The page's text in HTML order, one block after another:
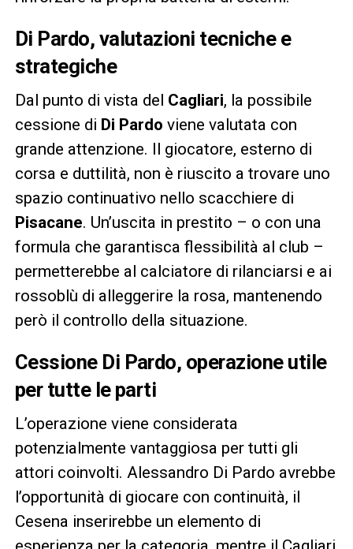
Di Pardo, valutazioni tecniche e
strategiche
Dal punto di vista del Cagliari, la possibile
cessione di Di Pardo viene valutata con
grande attenzione. Il giocatore, esterno di
corsa e duttilità, non è riuscito a trovare uno
spazio continuativo nello scacchiere di
Pisacane. Un’uscita in prestito – o con una
formula che garantisca flessibilità al club –
permetterebbe al calciatore di rilanciarsi e ai
rossoblù di alleggerire la rosa, mantenendo
però il controllo della situazione.
Cessione Di Pardo, operazione utile
per tutte le parti
L’operazione viene considerata
potenzialmente vantaggiosa per tutti gli
attori coinvolti. Alessandro Di Pardo avrebbe
l’opportunità di giocare con continuità, il
Cesena inserirebbe un elemento di